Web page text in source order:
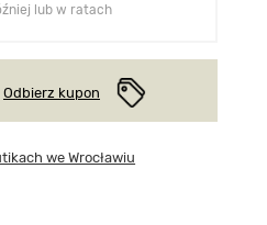
lub w ratach
Odbierz kupon
we Wrocławiu